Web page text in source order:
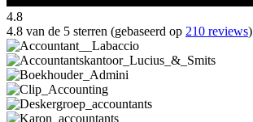
4.8
4.8 van de 5 sterren (gebaseerd op 210 reviews)